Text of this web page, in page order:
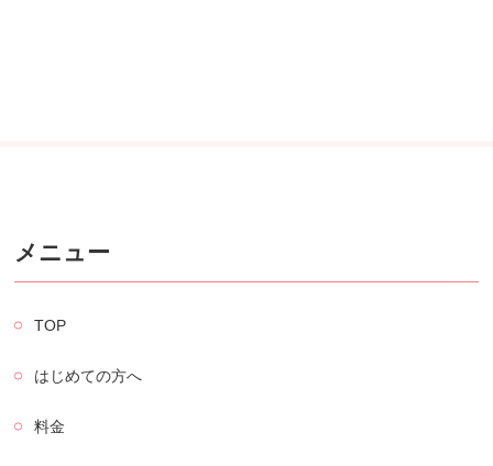
メニュー
TOP
はじめての方へ
料金